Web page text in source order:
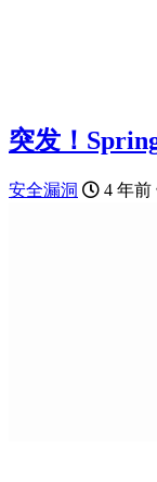
突发！
安全漏洞 4 年前